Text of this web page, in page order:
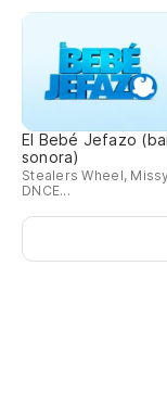
El Bebé Jefazo
sonora)
Stealers Wheel,
DNCE...